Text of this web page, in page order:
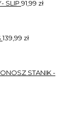
SLIP 91,99 zł
139,99 zł
STANIK -